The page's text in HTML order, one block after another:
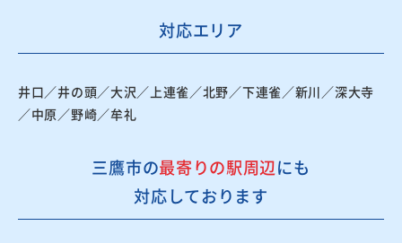
対応エリア
井口／井の頭／大沢／上連雀／北野／下連雀／新川／深大寺
／中原／野崎／牟礼
三鷹市の最寄りの駅周辺にも
対応しております